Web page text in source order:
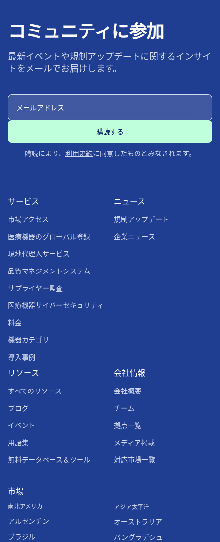
コミュニティに参加
最新イベントや規制アップデートに関するインサイ
トをメールでお届けします。
購読により、 利用規約に同意したものとみなされます。
ニュース
規制アップデート
企業ニュース
サービス
市場アクセス
医療機器のグローバル登録
現地代理人サービス
品質マネジメントシステム
サプライヤー監査
医療機器サイバーセキュリティ
料金
機器カテゴリ
導入事例
リソース
すべてのリソース
ブログ
イベント
用語集
無料データベース＆ツール
会社情報
会社概要
チーム
拠点一覧
メディア掲載
対応市場一覧
市場
南北アメリカ
アルゼンチン
ブラジル
アジア太平洋
オーストラリア
バングラデシュ